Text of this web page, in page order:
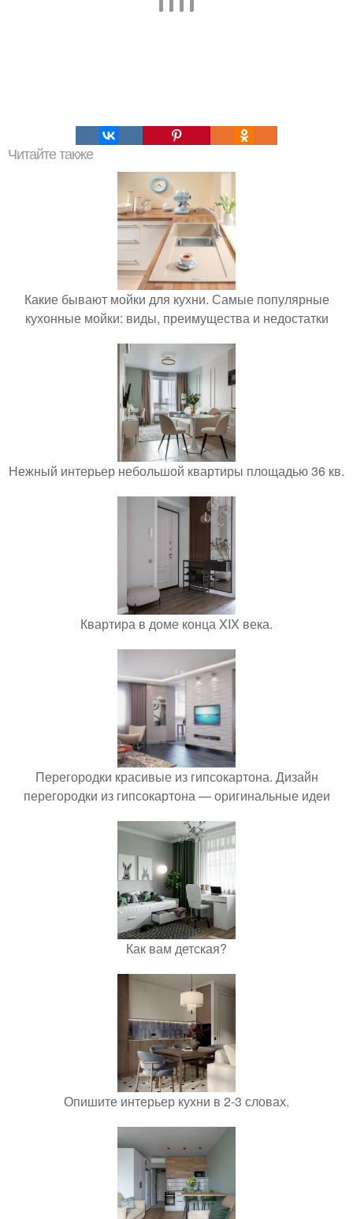
Читайте также
Какие бывают мойки для кухни. Самые популярные
кухонные мойки: виды, преимущества и недостатки
Нежный интерьер небольшой квартиры площадью 36 кв.
Квартира в доме конца XIX века.
Перегородки красивые из гипсокартона. Дизайн
перегородки из гипсокартона — оригинальные идеи
Как вам детская?
Опишите интерьер кухни в 2-3 словах.